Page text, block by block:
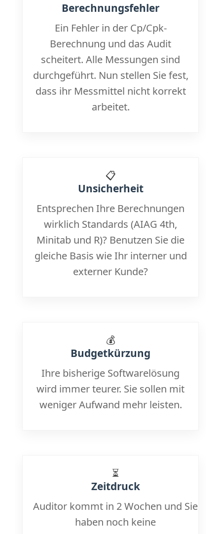
⏳
Zeitdruck
Auditor kommt in 2 Wochen und Sie
haben noch keine
Berechnungsfehler
Ein Fehler in der Cp/Cpk-
Berechnung und das Audit
scheitert. Alle Messungen sind
durchgeführt. Nun stellen Sie fest,
dass ihr Messmittel nicht korrekt
arbeitet.
📋
Unsicherheit
Entsprechen Ihre Berechnungen
wirklich Standards (AIAG 4th,
Minitab und R)? Benutzen Sie die
gleiche Basis wie Ihr interner und
externer Kunde?
💰
Budgetkürzung
Ihre bisherige Softwarelösung
wird immer teurer. Sie sollen mit
weniger Aufwand mehr leisten.